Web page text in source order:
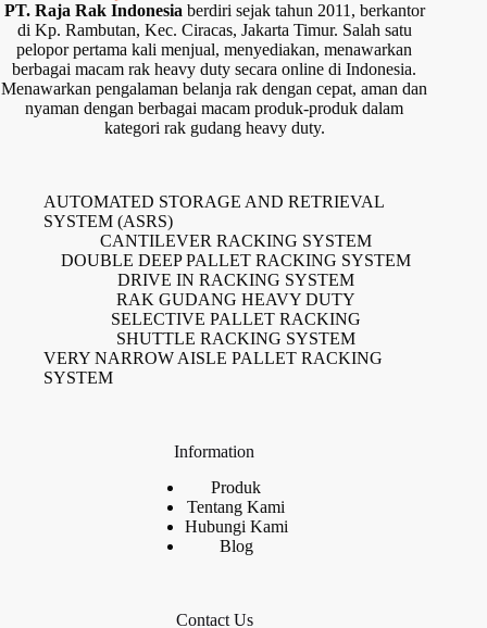
PT. Raja Rak Indonesiaberdiri sejak tahun 2011, berkantor
di Kp. Rambutan, Kec. Ciracas, Jakarta Timur. Salah satu
pelopor pertama kali menjual, menyediakan, menawarkan
berbagai macam rak heavy duty secara online di Indonesia.
Menawarkan pengalaman belanja rak dengan cepat, aman dan
nyaman dengan berbagai macam produk-produk dalam
kategori rak gudang heavy duty.
AUTOMATED STORAGE AND RETRIEVAL
SYSTEM (ASRS)
CANTILEVER RACKING SYSTEM
DOUBLE DEEP PALLET RACKING SYSTEM
DRIVE IN RACKING SYSTEM
RAK GUDANG HEAVY DUTY
SELECTIVE PALLET RACKING
SHUTTLE RACKING SYSTEM
VERY NARROW AISLE PALLET RACKING
SYSTEM
Information
Produk
Tentang Kami
Hubungi Kami
Blog
Contact Us